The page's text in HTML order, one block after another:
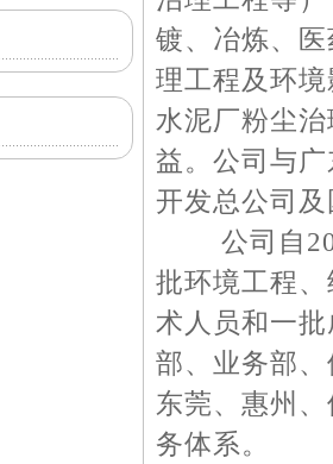
镀、冶炼、
理工程及环
水泥厂粉尘
益。公司与
开发总公司
公司自
批环境工程
术人员和一
部、业务部
东莞、惠州
务体系。